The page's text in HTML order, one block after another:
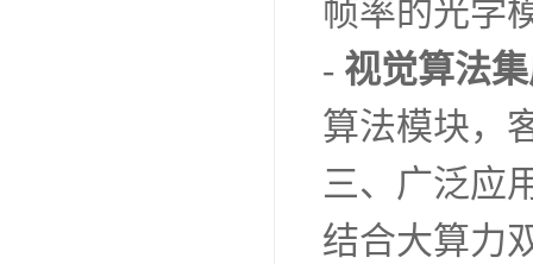
帧率的光学
- 视觉算法
算法模块，
三、广泛应
结合大算力